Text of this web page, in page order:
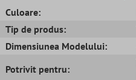
Culoare:
Tip de produs:
Dimensiunea Modelului:
Potrivit pentru: